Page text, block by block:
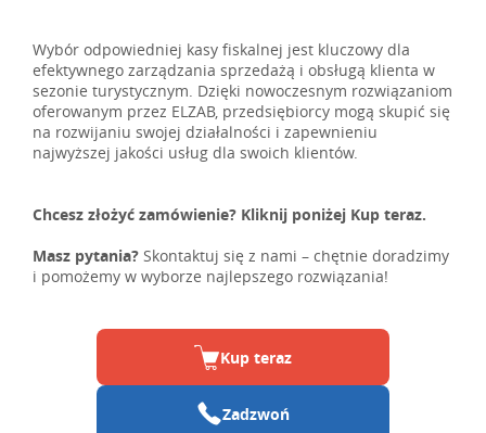
Wybór odpowiedniej kasy fiskalnej jest kluczowy dla
efektywnego zarządzania sprzedażą i obsługą klienta w
sezonie turystycznym. Dzięki nowoczesnym rozwiązaniom
oferowanym przez ELZAB, przedsiębiorcy mogą skupić się
na rozwijaniu swojej działalności i zapewnieniu
najwyższej jakości usług dla swoich klientów.
Chcesz złożyć zamówienie? Kliknij poniżej Kup teraz.
Masz pytania? Skontaktuj się z nami – chętnie doradzimy
i pomożemy w wyborze najlepszego rozwiązania!
Kup teraz
Zadzwoń